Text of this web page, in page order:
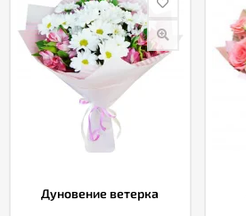
Дуновение ветерка